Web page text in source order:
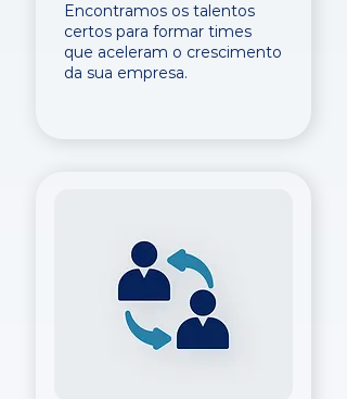
Encontramos os talentos
certos para formar times
que aceleram o crescimento
da sua empresa.